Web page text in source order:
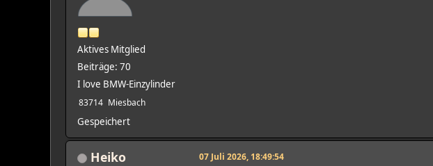
Aktives Mitglied
Beiträge: 70
I love BMW-Einzylinder
83714 Miesbach
Gespeichert
Heiko 07 Juli 2026, 18:49:54